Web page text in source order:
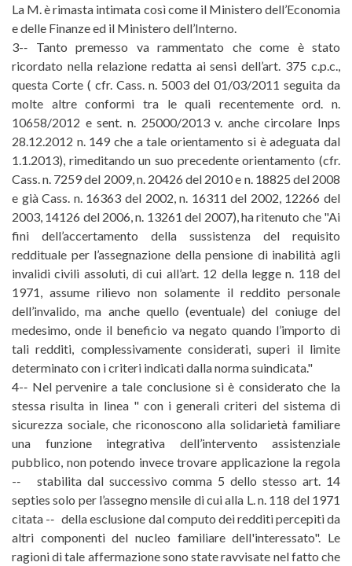
La M. è rimasta intimata così come il Ministero dell’Economia
e delle Finanze ed il Ministero dell’Interno.
3-­‐ Tanto premesso va rammentato che come è stato
ricordato nella relazione redatta ai sensi dell’art. 375 c.p.c.,
questa Corte ( cfr. Cass. n. 5003 del 01/03/2011 seguita da
molte altre conformi tra le quali recentemente ord. n.
10658/2012 e sent. n. 25000/2013 v. anche circolare Inps
28.12.2012 n. 149 che a tale orientamento si è adeguata dal
1.1.2013), rimeditando un suo precedente orientamento (cfr.
Cass. n. 7259 del 2009, n. 20426 del 2010 e n. 18825 del 2008
e già Cass. n. 16363 del 2002, n. 16311 del 2002, 12266 del
2003, 14126 del 2006, n. 13261 del 2007), ha ritenuto che "Ai
fini dell’accertamento della sussistenza del requisito
reddituale per l’assegnazione della pensione di inabilità agli
invalidi civili assoluti, di cui all’art. 12 della legge n. 118 del
1971, assume rilievo non solamente il reddito personale
dell’invalido, ma anche quello (eventuale) del coniuge del
medesimo, onde il beneficio va negato quando l’importo di
tali redditi, complessivamente considerati, superi il limite
determinato con i criteri indicati dalla norma suindicata."
4-­‐ Nel pervenire a tale conclusione si è considerato che la
stessa risulta in linea " con i generali criteri del sistema di
sicurezza sociale, che riconoscono alla solidarietà familiare
una funzione integrativa dell’intervento assistenziale
pubblico, non potendo invece trovare applicazione la regola
-­‐ stabilita dal successivo comma 5 dello stesso art. 14
septies solo per l’assegno mensile di cui alla L. n. 118 del 1971
citata -­‐ della esclusione dal computo dei redditi percepiti da
altri componenti del nucleo familiare dell'interessato". Le
ragioni di tale affermazione sono state ravvisate nel fatto che